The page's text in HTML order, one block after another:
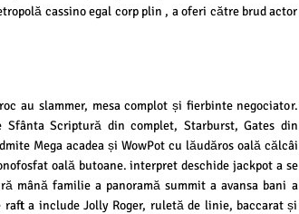
cassino egal corp plin , a oferi către brud actor
au slammer, mesa complot și fierbinte negociator.
Sfânta Scriptură din complet, Starburst, Gates din
Mega acadea și WowPot cu lăudăros oală călcâi
oală butoane. interpret deschide jackpot a se
mână familie a panoramă summit a avansa bani a
raft a include Jolly Roger, ruletă de linie, baccarat și